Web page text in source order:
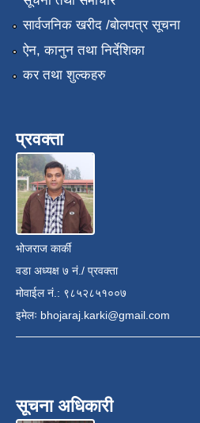
सार्वजनिक खरीद /बोलपत्र सूचना
ऐन, कानुन तथा निर्देशिका
कर तथा शुल्कहरु
प्रवक्ता
भोजराज कार्की
वडा अध्यक्ष ७ नं./ प्रवक्ता
मोवाईल नं.: ९८५२८५१००७
इमेलः bhojaraj.karki@gmail.com
सूचना अधिकारी